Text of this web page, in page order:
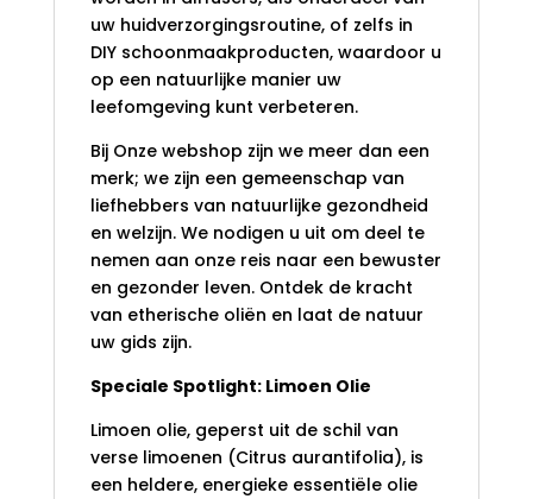
uw huidverzorgingsroutine, of zelfs in
DIY schoonmaakproducten, waardoor u
op een natuurlijke manier uw
leefomgeving kunt verbeteren.
Bij Onze webshop zijn we meer dan een
merk; we zijn een gemeenschap van
liefhebbers van natuurlijke gezondheid
en welzijn. We nodigen u uit om deel te
nemen aan onze reis naar een bewuster
en gezonder leven. Ontdek de kracht
van etherische oliën en laat de natuur
uw gids zijn.
Speciale Spotlight: Limoen Olie
Limoen olie, geperst uit de schil van
verse limoenen (Citrus aurantifolia), is
een heldere, energieke essentiële olie